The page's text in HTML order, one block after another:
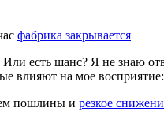
фабрика закрывается
есть шанс? Я не знаю
влияют на мое восприятие:
пошлины и резкое